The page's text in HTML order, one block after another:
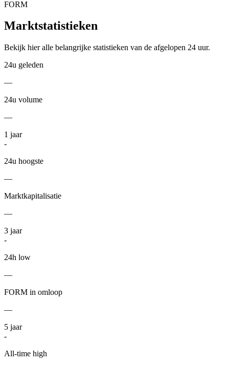
FORM
Marktstatistieken
Bekijk hier alle belangrijke statistieken van de afgelopen 24 uur.
24u geleden
—
24u volume
—
1 jaar
-
24u hoogste
—
Marktkapitalisatie
—
3 jaar
-
24h low
—
FORM in omloop
—
5 jaar
-
All-time high